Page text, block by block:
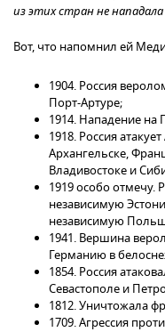
из этих стран не
Вот, что напомнил ей
1904. Россия
Порт-Артуре;
1914. Нападение на
1918. Россия
Архангельске,
Владивостоке и
1919 особо отмечу.
независимую
независимую
1941. Вершина
Германию в
1854. Россия
Севастополе и
1812. Уничтожала
1709. Агрессия